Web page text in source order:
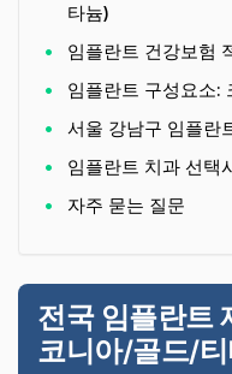
타늄)
임플란트 건강보험
임플란트 구성요소:
서울 강남구 임플란
임플란트 치과 선택
자주 묻는 질문
전국 임플란트
코니아/골드/